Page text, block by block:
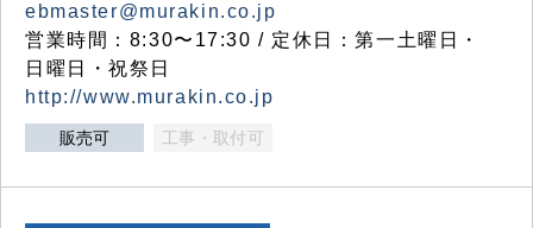
ebmaster@murakin.co.jp
営業時間：8:30〜17:30 / 定休日：第一土曜日・
日曜日・祝祭日
http://www.murakin.co.jp
販売可 工事・取付可